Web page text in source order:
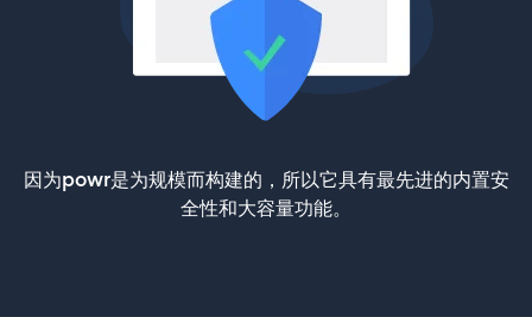
因为powr是为规模而构建的，所以它具有最先进的内置安
全性和大容量功能。